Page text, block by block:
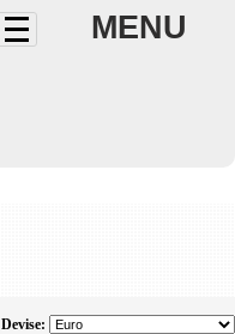
MENU
Devise: